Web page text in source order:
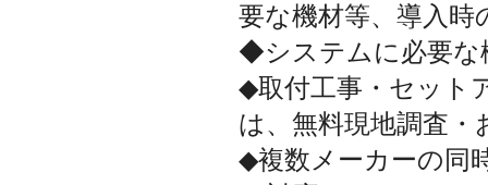
要な機材等、導入
◆システムに必要な
◆取付工事・セット
は、無料現地調査
◆複数メーカーの同